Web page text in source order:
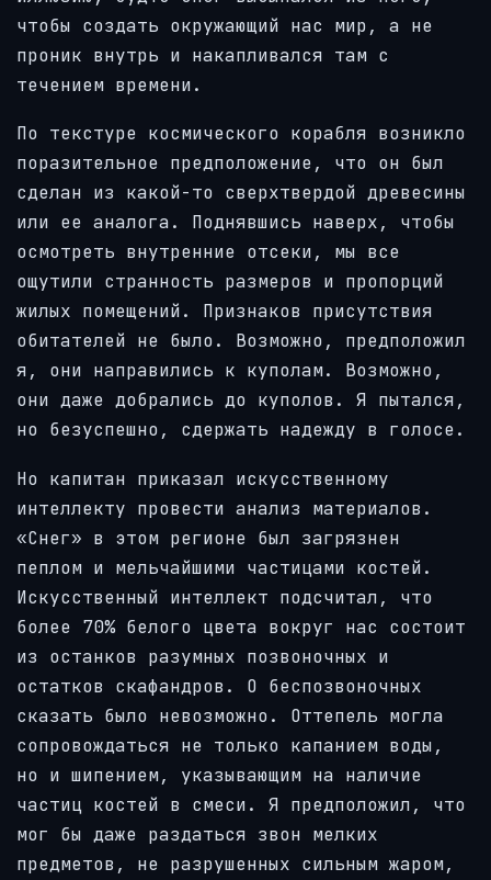
чтобы создать окружающий нас мир, а не
проник внутрь и накапливался там с
течением времени.
По текстуре космического корабля возникло
поразительное предположение, что он был
сделан из какой-то сверхтвердой древесины
или ее аналога. Поднявшись наверх, чтобы
осмотреть внутренние отсеки, мы все
ощутили странность размеров и пропорций
жилых помещений. Признаков присутствия
обитателей не было. Возможно, предположил
я, они направились к куполам. Возможно,
они даже добрались до куполов. Я пытался,
но безуспешно, сдержать надежду в голосе.
Но капитан приказал искусственному
интеллекту провести анализ материалов.
«Снег» в этом регионе был загрязнен
пеплом и мельчайшими частицами костей.
Искусственный интеллект подсчитал, что
более 70% белого цвета вокруг нас состоит
из останков разумных позвоночных и
остатков скафандров. О беспозвоночных
сказать было невозможно. Оттепель могла
сопровождаться не только капанием воды,
но и шипением, указывающим на наличие
частиц костей в смеси. Я предположил, что
мог бы даже раздаться звон мелких
предметов, не разрушенных сильным жаром,